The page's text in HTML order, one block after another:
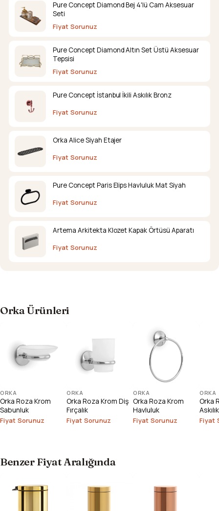
Pure Concept Diamond Bej 4'lü Cam Aksesuar
Seti
Fiyat Sorunuz
Pure Concept Diamond Altın Set Üstü Aksesuar
Tepsisi
Fiyat Sorunuz
Pure Concept İstanbul İkili Askılık Bronz
Fiyat Sorunuz
Orka Alice Siyah Etajer
Fiyat Sorunuz
Pure Concept Paris Elips Havluluk Mat Siyah
Fiyat Sorunuz
Artema Arkitekta Klozet Kapak Örtüsü Aparatı
Fiyat Sorunuz
Orka Ürünleri
ORKA
Orka Roza Krom
Sabunluk
Fiyat Sorunuz
ORKA
Orka Roza Krom Diş
Fırçalık
Fiyat Sorunuz
ORKA
Orka Roza Krom
Havluluk
Fiyat Sorunuz
ORKA
Orka
Askılık
Fiyat
Benzer Fiyat Aralığında